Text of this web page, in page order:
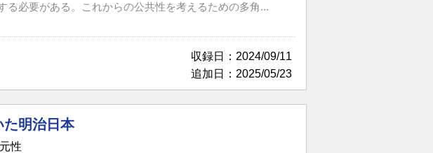
必要がある。これからの公共性を考えるための多角...
収録日：2024/09/11
追加日：2025/05/23
明治日本
性